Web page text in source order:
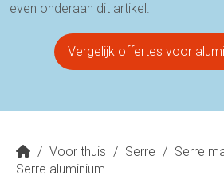
even onderaan dit artikel.
Vergelijk offertes voor
/ Voor thuis / Serre / Serre
Serre aluminium